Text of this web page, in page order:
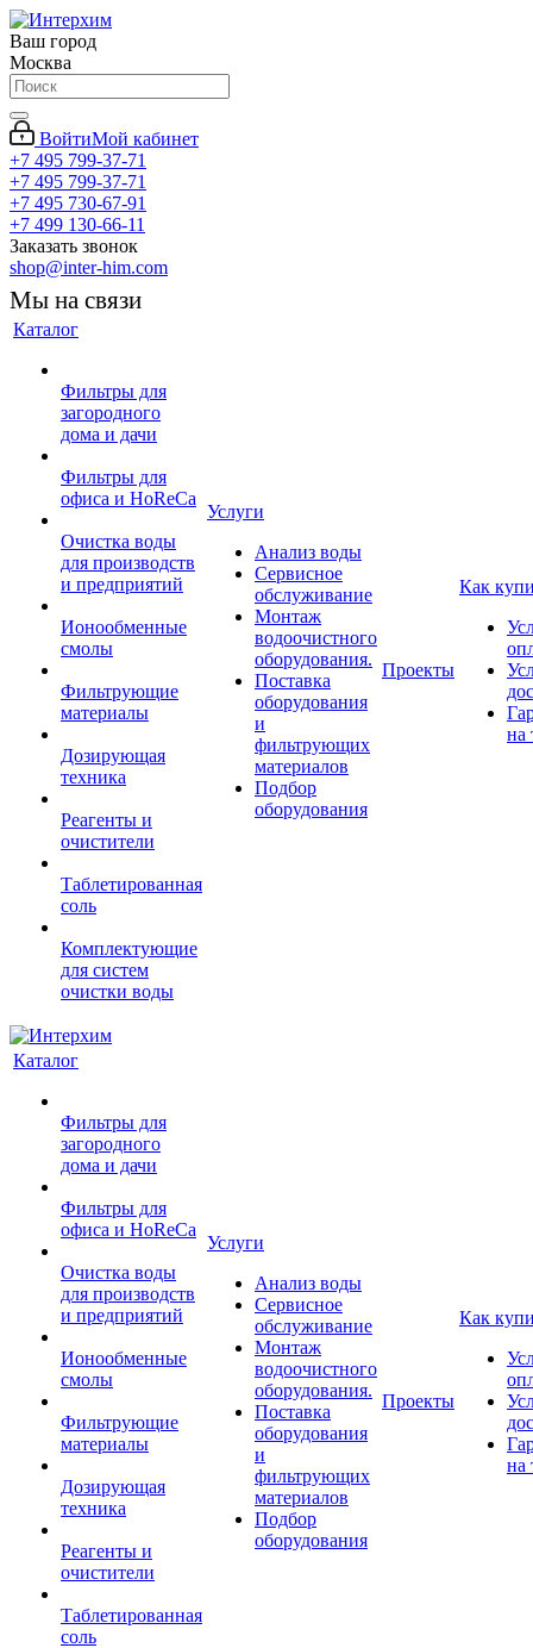
Ваш город
Москва
ВойтиМой кабинет
+7 495 799-37-71
+7 495 799-37-71
+7 495 730-67-91
+7 499 130-66-11
Заказать звонок
shop@inter-him.com
Мы на связи
Каталог
Фильтры для
загородного
дома и дачи
Фильтры для
офиса и HoReCa
Очистка воды
для производств
и предприятий
Ионообменные
смолы
Фильтрующие
материалы
Дозирующая
техника
Реагенты и
очистители
Таблетированная
соль
Комплектующие
для систем
очистки воды
Услуги
Анализ воды
Сервисное
обслуживание
Монтаж
водоочистного
оборудования.
Поставка
оборудования
и
фильтрующих
материалов
Подбор
оборудования
Проекты
Как
на
Каталог
Фильтры для
загородного
дома и дачи
Фильтры для
офиса и HoReCa
Очистка воды
для производств
и предприятий
Ионообменные
смолы
Фильтрующие
материалы
Дозирующая
техника
Реагенты и
очистители
Таблетированная
соль
Услуги
Анализ воды
Сервисное
обслуживание
Монтаж
водоочистного
оборудования.
Поставка
оборудования
и
фильтрующих
материалов
Подбор
оборудования
Проекты
Как
на